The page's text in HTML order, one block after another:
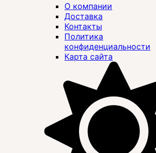
О компании
Доставка
Контакты
Политика
конфиденциальности
Карта сайта